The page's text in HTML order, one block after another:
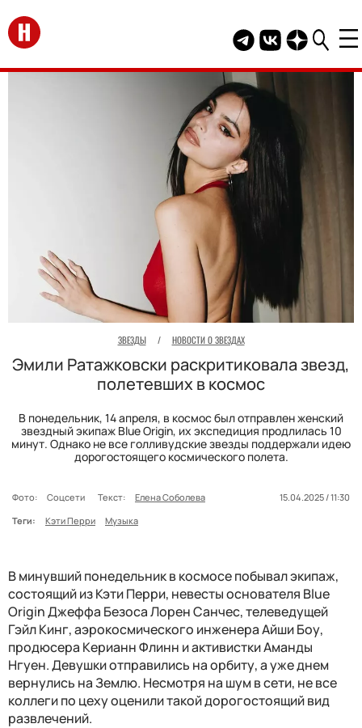
Перейти на главную
Telegram канал
Группа HELLO
Канал
ЗВЕЗДЫ / НОВОСТИ О ЗВЕЗДАХ
Эмили Ратажковски раскритиковала звезд,
полетевших в космос
В понедельник, 14 апреля, в космос был отправлен женский
звездный экипаж Blue Origin, их экспедиция продлилась 10
минут. Однако не все голливудские звезды поддержали идею
дорогостоящего космического полета.
Фото: Соцсети Текст: Елена Соболева
15.04.2025 / 11:30
Теги:
Кэти Перри Музыка
В минувший понедельник в космосе побывал экипаж,
состоящий из Кэти Перри, невесты основателя Blue
Origin Джеффа Безоса Лорен Санчес, телеведущей
Гэйл Кинг, аэрокосмического инженера Айши Боу,
продюсера Керианн Флинн и активистки Аманды
Нгуен. Девушки отправились на орбиту, а уже днем
вернулись на Землю. Несмотря на шум в сети, не все
коллеги по цеху оценили такой дорогостоящий вид
развлечений.